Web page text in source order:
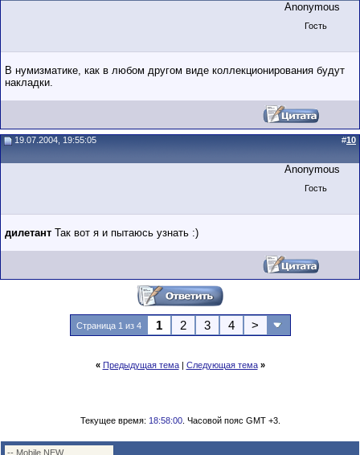
Anonymous
Гость
В нумизматике, как в любом другом виде коллекционирования будут
накладки.
19.07.2004, 19:55:05 #10
Anonymous
Гость
дилетант Так вот я и пытаюсь узнать :)
Страница 1 из 4 1 2 3 4 >
« Предыдущая тема| Следующая тема »
Текущее время: 18:58:00. Часовой пояс GMT +3.